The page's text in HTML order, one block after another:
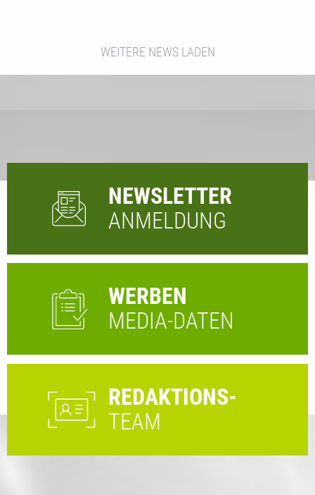
WEITERE NEWS LADEN
NEWSLETTER
ANMELDUNG
WERBEN
MEDIA-DATEN
REDAKTIONS-
TEAM